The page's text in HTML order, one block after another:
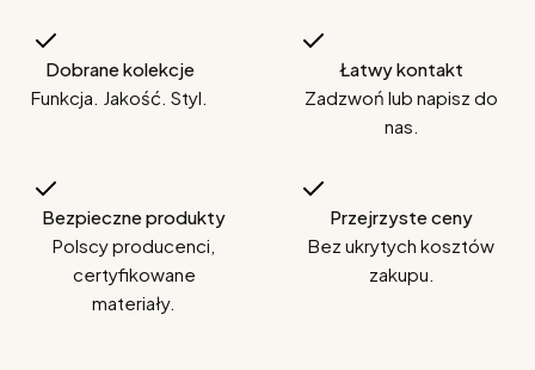
Dobrane kolekcje
Funkcja. Jakość. Styl.
Łatwy kontakt
Zadzwoń lub napisz do
nas.
Bezpieczne produkty
Polscy producenci,
certyfikowane
materiały.
Przejrzyste ceny
Bez ukrytych kosztów
zakupu.